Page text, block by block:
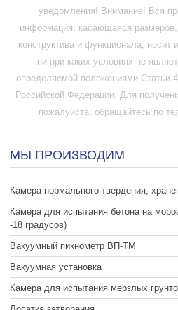
уведомления! Внимание! Вся
информация, касающаяся размеров,
конструктива и функционала, носит
ни при каких условиях не
определяемой положениями Статьи
Российской Федерации. Для
пожалуйста, обращайтесь по
МЫ ПРОИЗВОДИМ
Камера нормального твердения,
Камера для испытания бетона на
-18 градусов)
Вакуумный пикнометр ВП-ТМ
Вакуумная установка
Камера для испытания мерзлых